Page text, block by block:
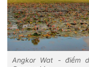
Angkor Wat - điểm